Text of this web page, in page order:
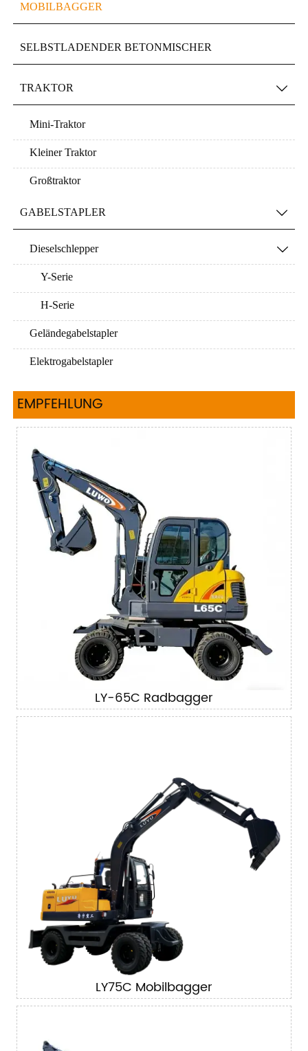
MOBILBAGGER
SELBSTLADENDER BETONMISCHER
TRAKTOR 
Mini-Traktor
Kleiner Traktor
Großtraktor
GABELSTAPLER 
Dieselschlepper 
Y-Serie
H-Serie
Geländegabelstapler
Elektrogabelstapler
EMPFEHLUNG
LY-65C Radbagger
LY75C Mobilbagger